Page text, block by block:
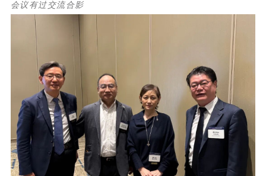
会议有过交流合影